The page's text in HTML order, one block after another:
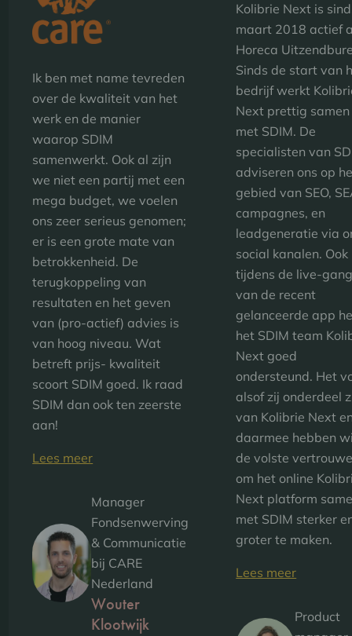
Ik ben met name tevreden
over de kwaliteit van het
werk en de manier
waarop SDIM
samenwerkt. Ook al zijn
we niet een partij met een
mega budget, we voelen
ons zeer serieus genomen;
er is een grote mate van
betrokkenheid. De
terugkoppeling van
resultaten en het geven
van (pro-actief) advies is
van hoog niveau. Wat
betreft prijs- kwaliteit
scoort SDIM goed. Ik raad
SDIM dan ook ten zeerste
aan!
Lees meer
Manager
Fondsenwerving
& Communicatie
bij CARE
Nederland
Wouter
Klootwijk
Kolibrie Next is
maart 2018 actief
Horeca
Sinds de start van
bedrijf werkt
Next prettig samen
met SDIM. De
specialisten van
adviseren ons op
gebied van SEO,
campagnes, en
leadgeneratie via
social kanalen. Ook
tijdens de live-
van de recent
gelanceerde app
het SDIM team
Next goed
ondersteund. Het
alsof zij onderdeel
van Kolibrie Next
daarmee hebben
de volste
om het online
Next platform
met SDIM sterker
groter te maken.
Lees meer
Product